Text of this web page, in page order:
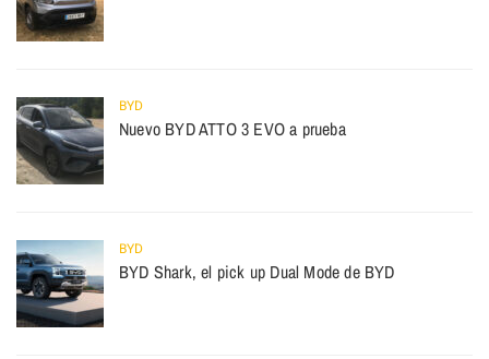
BYD
Nuevo BYD ATTO 3 EVO a prueba
BYD
BYD Shark, el pick up Dual Mode de BYD